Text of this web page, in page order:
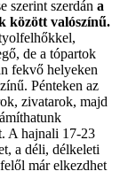
szerint szerdán a
között valószínű.
de a tópartok
fekvő helyeken
Pénteken az
zivatarok, majd
A hajnali 17-23
a déli, délkeleti
már elkezdhet